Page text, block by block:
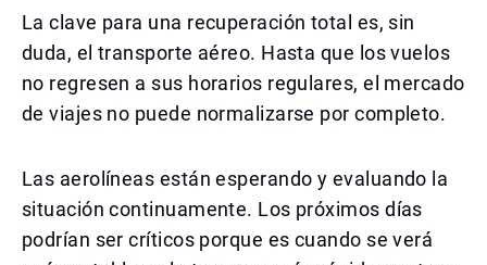
La clave para una recuperación total es, sin
duda, el transporte aéreo. Hasta que los vuelos
no regresen a sus horarios regulares, el mercado
de viajes no puede normalizarse por completo.
Las aerolíneas están esperando y evaluando la
situación continuamente. Los próximos días
podrían ser críticos porque es cuando se verá